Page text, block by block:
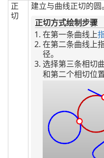
正
切
建立与曲线正切的圆。
正切方式绘制步骤
在第一条曲线上
在第二条曲线上
径。
选择第三条相切
和第二个相切位